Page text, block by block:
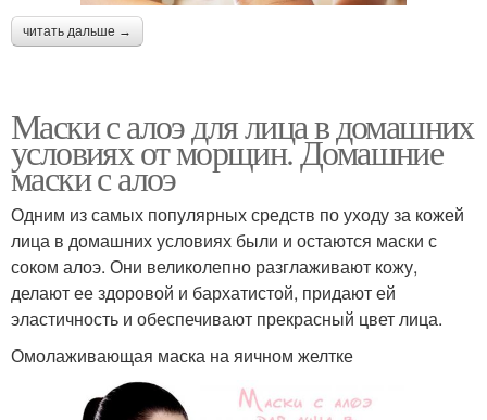
читать дальше →
Маски с алоэ для лица в домашних
условиях от морщин. Домашние
маски с алоэ
Одним из самых популярных средств по уходу за кожей
лица в домашних условиях были и остаются маски с
соком алоэ. Они великолепно разглаживают кожу,
делают ее здоровой и бархатистой, придают ей
эластичность и обеспечивают прекрасный цвет лица.
Омолаживающая маска на яичном желтке